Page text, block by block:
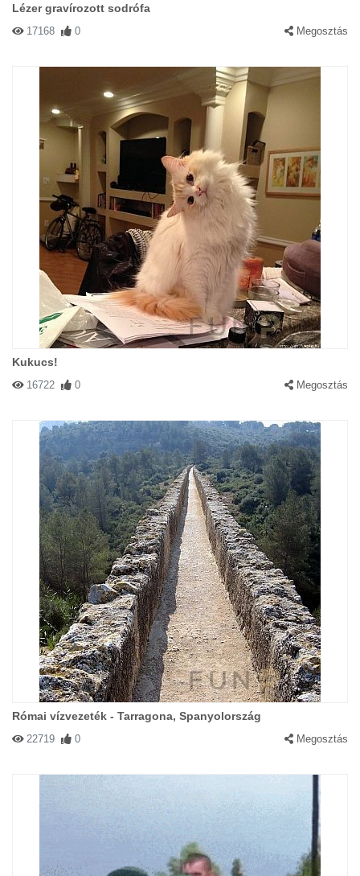
Lézer gravírozott sodrófa
17168 0 Megosztás
Kukucs!
16722 0 Megosztás
Római vízvezeték - Tarragona, Spanyolország
22719 0 Megosztás